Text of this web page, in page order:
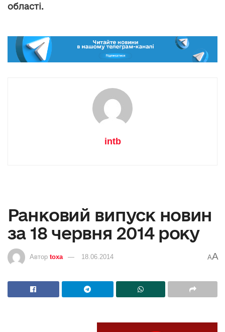
області.
intb
Ранковий випуск новин
за 18 червня 2014 року
Автор toxa 18.06.2014 AA